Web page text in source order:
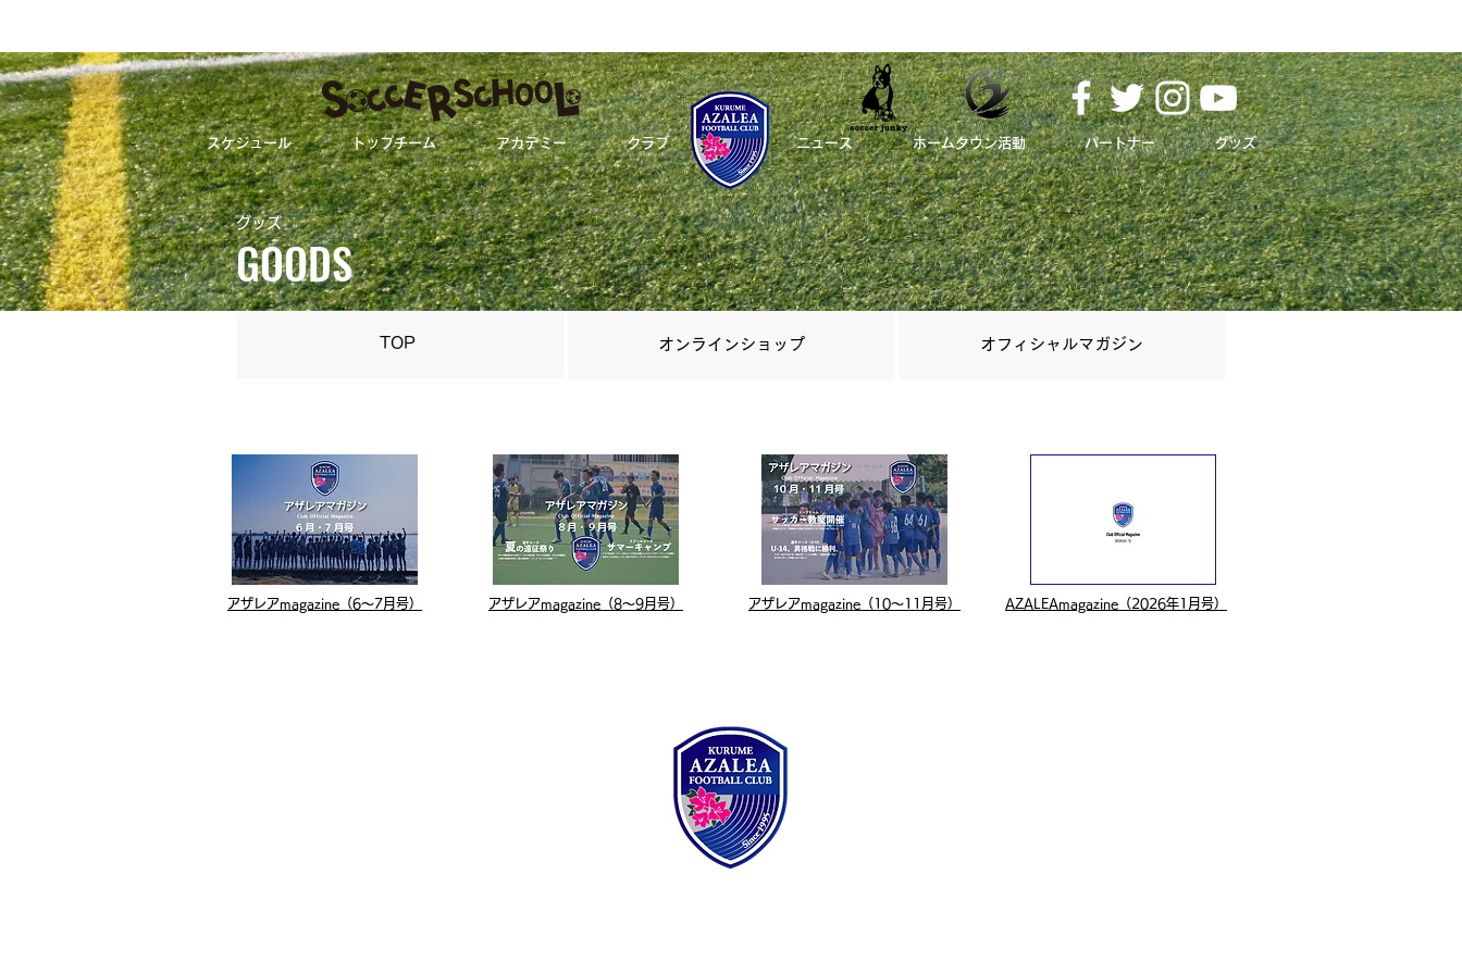
スケジュール トップチーム アカデミー クラブ _ ニュース ホームタウン活動 パートナー グッズ
GOODS
グッズ
TOP ​オンラインショップ オフィシャルマガジン
​アザレアmagazine（6〜7月号） ​アザレアmagazine（8〜9月号） ​アザレアmagazine（10〜11月号） AZALEAmagazine（2026年1月号）